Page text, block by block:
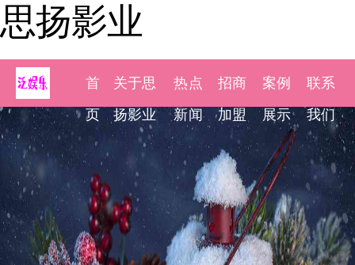
思扬影业
首
页
关于思
扬影业
热点
新闻
招商
加盟
案例
展示
联系
我们